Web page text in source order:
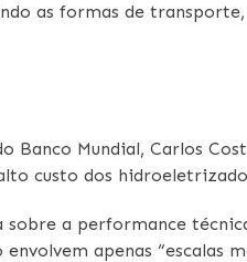
as formas de
Banco Mundial, Carlos
custo dos
a performance
apenas “escalas